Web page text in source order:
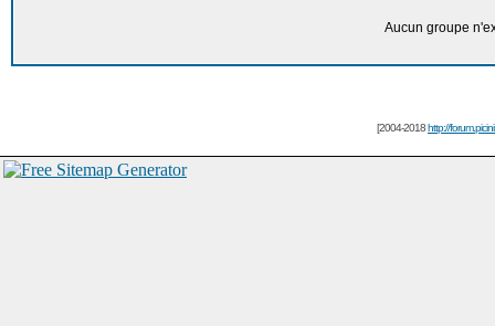
Aucun groupe
[2004-2018http://